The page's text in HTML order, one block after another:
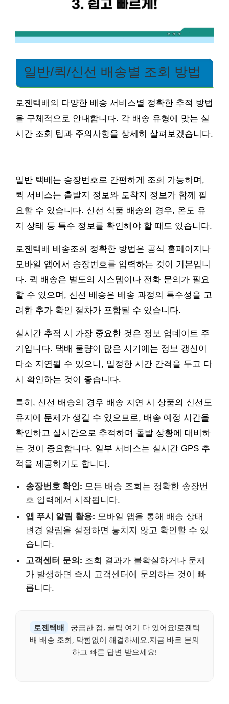
일반/퀵/신선 배송별 조회 방법
로젠택배의 다양한 배송 서비스별 정확한 추적 방법
을 구체적으로 안내합니다. 각 배송 유형에 맞는 실
시간 조회 팁과 주의사항을 상세히 살펴보겠습니다.
일반 택배는 송장번호로 간편하게 조회 가능하며,
퀵 서비스는 출발지 정보와 도착지 정보가 함께 필
요할 수 있습니다. 신선 식품 배송의 경우, 온도 유
지 상태 등 특수 정보를 확인해야 할 때도 있습니다.
로젠택배 배송조회 정확한 방법은 공식 홈페이지나
모바일 앱에서 송장번호를 입력하는 것이 기본입니
다. 퀵 배송은 별도의 시스템이나 전화 문의가 필요
할 수 있으며, 신선 배송은 배송 과정의 특수성을 고
려한 추가 확인 절차가 포함될 수 있습니다.
실시간 추적 시 가장 중요한 것은 정보 업데이트 주
기입니다. 택배 물량이 많은 시기에는 정보 갱신이
다소 지연될 수 있으니, 일정한 시간 간격을 두고 다
시 확인하는 것이 좋습니다.
특히, 신선 배송의 경우 배송 지연 시 상품의 신선도
유지에 문제가 생길 수 있으므로, 배송 예정 시간을
확인하고 실시간으로 추적하며 돌발 상황에 대비하
는 것이 중요합니다. 일부 서비스는 실시간 GPS 추
적을 제공하기도 합니다.
송장번호 확인: 모든 배송 조회는 정확한 송장번
호 입력에서 시작됩니다.
앱 푸시 알림 활용: 모바일 앱을 통해 배송 상태
변경 알림을 설정하면 놓치지 않고 확인할 수 있
습니다.
고객센터 문의: 조회 결과가 불확실하거나 문제
가 발생하면 즉시 고객센터에 문의하는 것이 빠
릅니다.
로젠택배
궁금한 점, 꿀팁 여기 다 있어요!로젠택
배 배송 조회, 막힘없이 해결하세요.지금 바로 문의
하고 빠른 답변 받으세요!